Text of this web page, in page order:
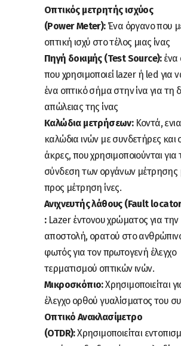
Οπτικός μετρητής ισχύος
(Power Meter):Ένα όργανο που
οπτική ισχύ στο τέλος μιας ίνας
Πηγή δοκιμής (Test Source):ένα
που χρησιμοποιεί lazer ή led για
ένα οπτικό σήμα στην ίνα για τη
απώλειας της ίνας
Καλώδια μετρήσεων:Κοντά,
καλώδια ινών με συνδετήρες και
άκρες, που χρησιμοποιούνται για
σύνδεση των οργάνων μέτρησης
προς μέτρηση ίνες.
Ανιχνευτής λάθους (Fault
:Lazer έντονου χρώματος για την
αποστολή, ορατού στο
φωτός για τον πρωτογενή έλεγχο
τερματισμού οπτικών ινών.
Μικροσκόπιο:Χρησιμοποιείται
έλεγχο ορθού γυαλίσματος του
Οπτικό Ανακλασίμετρο
(OTDR):Χρησιμοποιείται